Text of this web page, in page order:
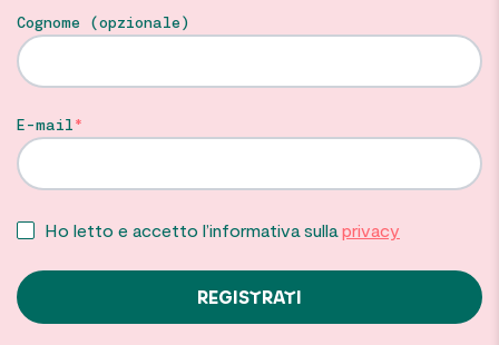
Cognome (opzionale)
E-mail
Ho letto e accetto l’informativa sulla privacy